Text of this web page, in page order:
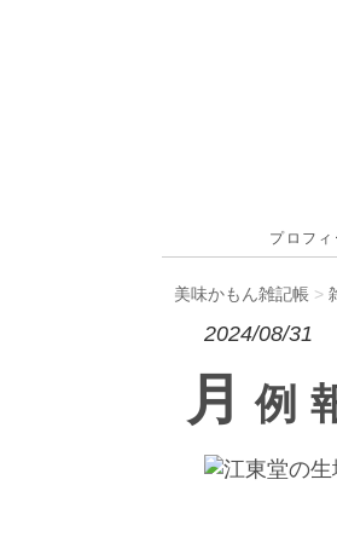
プロフィ
美味かもん雑記帳 >
2024/08/31
月例